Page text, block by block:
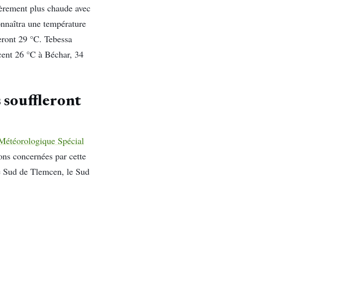
plus chaude avec
une température
29 °C. Tebessa
26 °C à Béchar, 34
souffleront
Spécial
concernées par cette
de Tlemcen, le Sud